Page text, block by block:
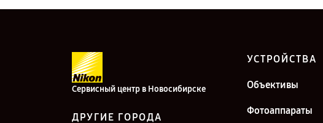
Сервисный центр в Новосибирске
ДРУГИЕ ГОРОДА
УСТРОЙСТВА
Объективы
Фотоаппараты